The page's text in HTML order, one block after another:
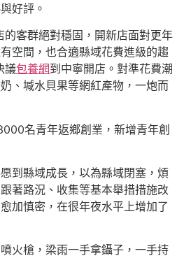
好評。
的客群絕對穩固，開新店面對更年
空間，也合適縣域花費進級的趨
議包養網到中寧開店。對準花費潮
、堿水貝果等網紅產物，一炮而
名青年返鄉創業，新增青年創
到縣域成長，以為縣域閉塞，煩
著路況、收集等基本舉措措施改
加慎密，在很年夜水平上增加了
火槍，梁雨一手拿鑷子，一手持